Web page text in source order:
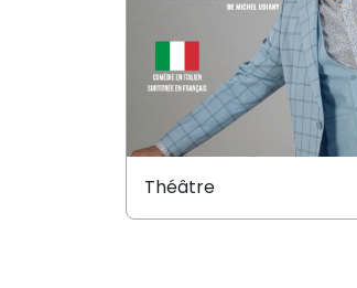
Théâtre